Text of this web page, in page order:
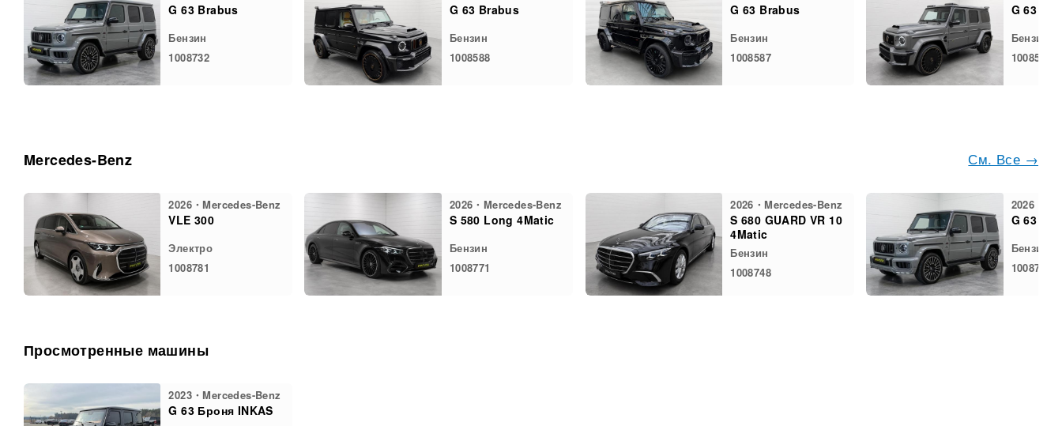
G 63 Brabus
Бензин
1008732
G 63 Brabus
Бензин
1008588
G 63 Brabus
Бензин
1008587
G 63
Бензин
1008591
См. Все →
Mercedes-Benz
2026・Mercedes-Benz
VLE 300
Электро
1008781
2026・Mercedes-Benz
S 580 Long 4Matic
Бензин
1008771
2026・Mercedes-Benz
S 680 GUARD VR 10
4Matic
Бензин
1008748
2026・
G 63
Бензин
1008732
Просмотренные машины
2023・Mercedes-Benz
G 63 Броня INKAS